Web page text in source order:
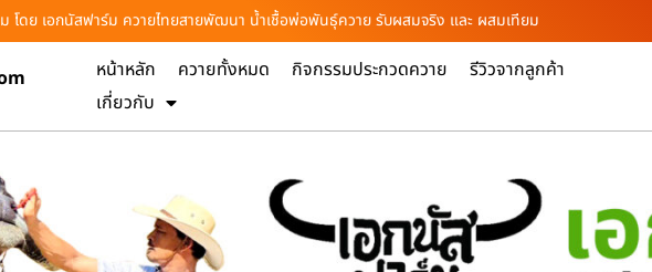
โดย เอกนัสฟาร์ม ควายไทยสายพัฒนา น้ำเชื้อพ่อพันธุ์ควาย รับผสมจริง และ ผสมเทียม
หน้าหลัก ควายทั้งหมด กิจกรรมประกวดควาย
รีวิวจากลูกค้า
เกี่ยวกับ